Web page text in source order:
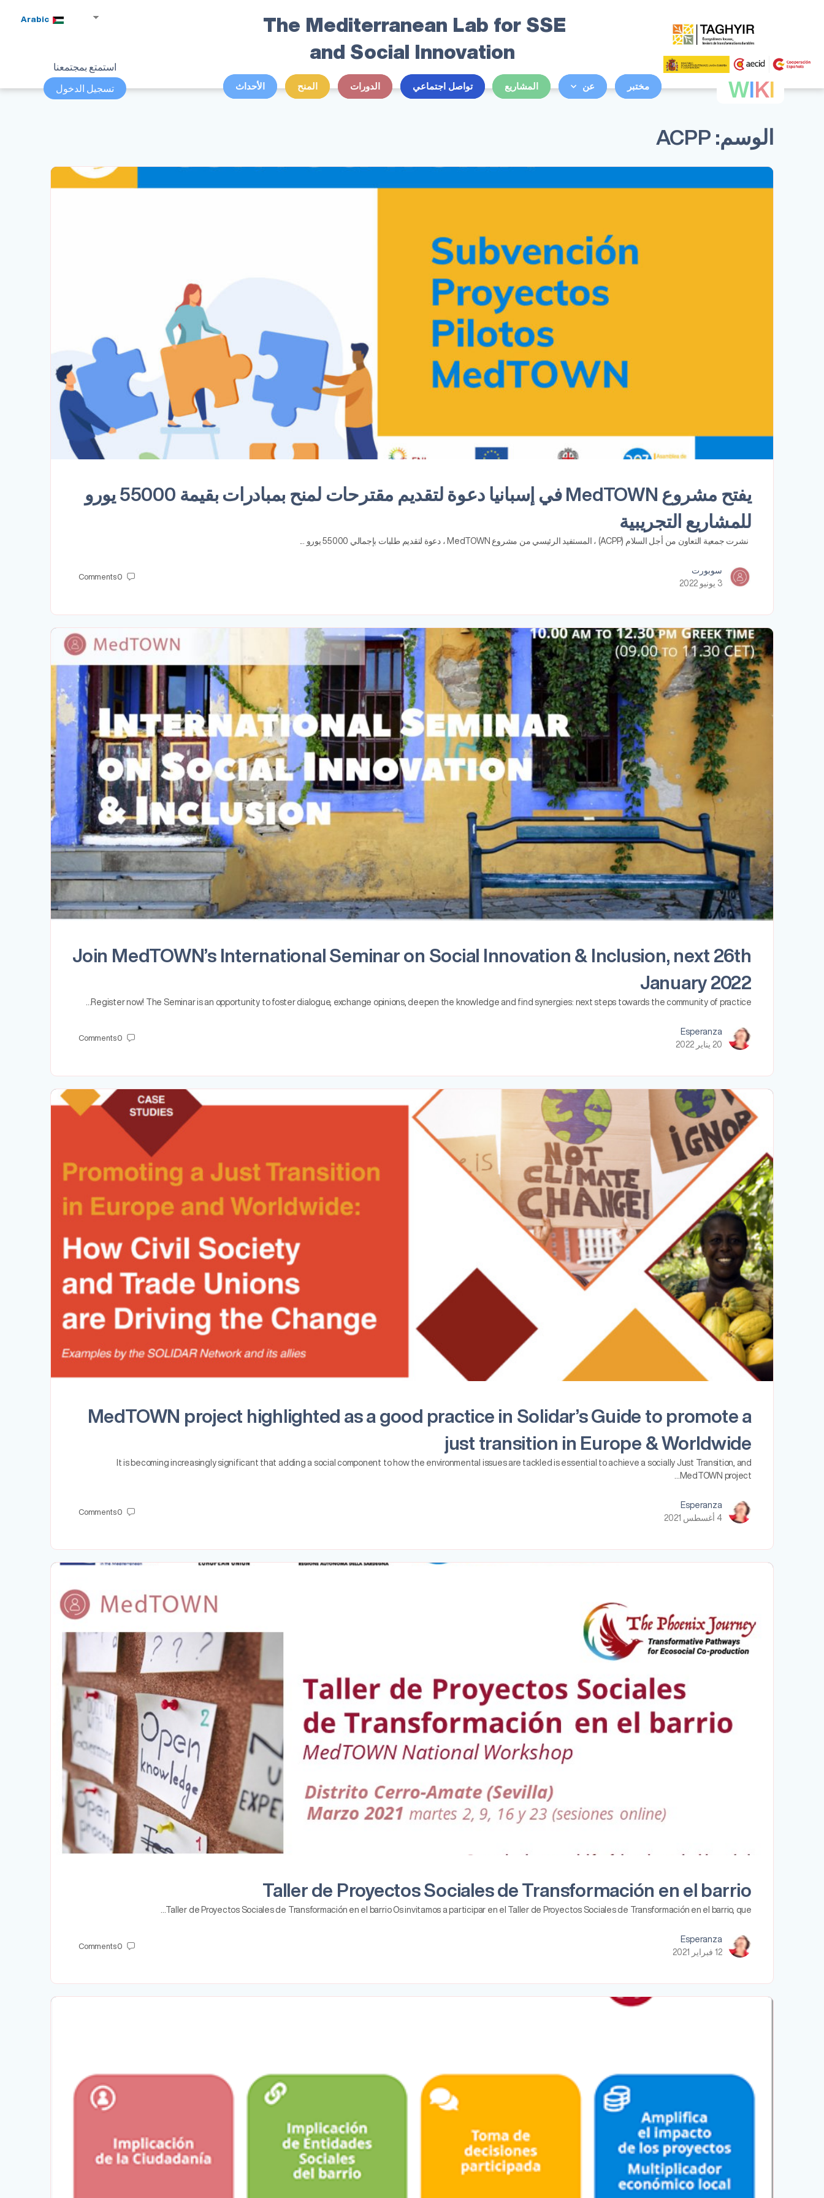
The Mediterranean Lab for SSE
and Social Innovation
Arabic
WI KI مختبر عن المشاريع تواصل اجتماعي الدورات المنح الأحداث
استمتع بمجتمعنا
تسجيل الدخول
الوسم: ACPP
يفتح مشروع MedTOWN في إسبانيا دعوة لتقديم مقترحات لمنح بمبادرات بقيمة 55000 يورو
للمشاريع التجريبية
نشرت جمعية التعاون من أجل السلام (ACPP) ، المستفيد الرئيسي من مشروع MedTOWN ، دعوة لتقديم طلبات بإجمالي 55000 يورو ...
سوبورت
3 يونيو 2022
0
Comments
Join MedTOWN’s International Seminar on Social Innovation & Inclusion, next 26th
January 2022
Register now! The Seminar is an opportunity to foster dialogue, exchange opinions, deepen the knowledge and find synergies: next steps towards the community of practice…
Esperanza
20 يناير 2022
0
Comments
MedTOWN project highlighted as a good practice in Solidar’s Guide to promote a
just transition in Europe & Worldwide
It is becoming increasingly significant that adding a social component to how the environmental issues are tackled is essential to achieve a socially Just Transition, and
MedTOWN project…
Esperanza
4 أغسطس 2021
0
Comments
Taller de Proyectos Sociales de Transformación en el barrio
Taller de Proyectos Sociales de Transformación en el barrio Os invitamos a participar en el Taller de Proyectos Sociales de Transformación en el barrio, que…
Esperanza
12 فبراير 2021
0
Comments